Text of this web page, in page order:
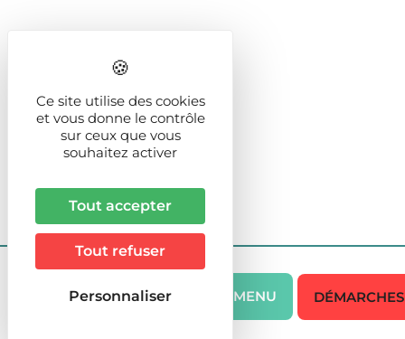
MENU DÉMARCHES
Ce site utilise des cookies
et vous donne le contrôle
sur ceux que vous
souhaitez activer
Tout accepter
Tout refuser
Personnaliser